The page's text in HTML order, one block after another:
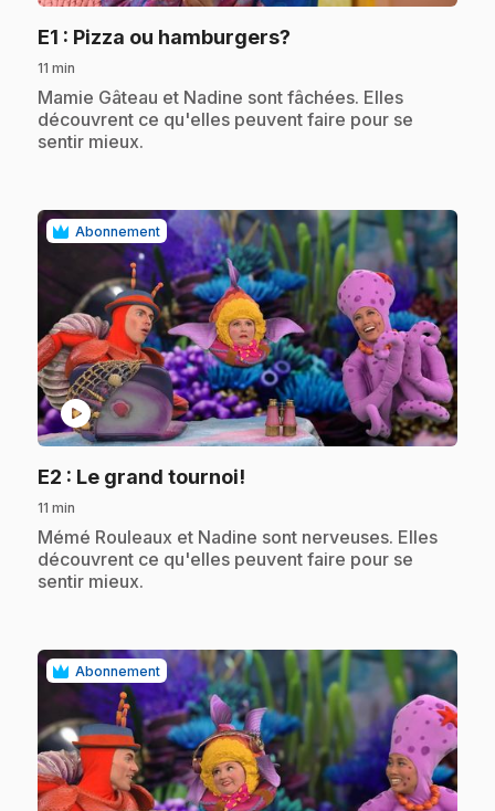
E1 : Pizza ou hamburgers?
11 min
.Mamie Gâteau et Nadine sont fâchées. Elles
découvrent ce qu'elles peuvent faire pour se
sentir mieux.
Abonnement
play_circle
E2 : Le grand tournoi!
11 min
.Mémé Rouleaux et Nadine sont nerveuses. Elles
découvrent ce qu'elles peuvent faire pour se
sentir mieux.
Abonnement